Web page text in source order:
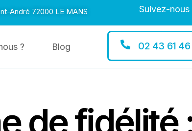
André 72000 LE MANS Suivez-nous
? Blog 02 43 61
de fidélité